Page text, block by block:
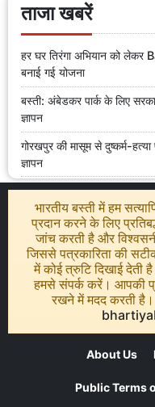
ताजा खबरें
हर घर तिरंगा अभियान को
बनाई गई योजना
बस्ती: अंबेडकर पार्क के लिए
ज्ञापन
गोरखपुर की मासूम से दुष्कर्म-
ज्ञापन
भारतीय बस्ती में हम
प्रदान करने के लिए
जांच करती है और
जिससे पत्रकारिता की
में कोई त्रुटि दिखाई देती
हमसे संपर्क करें। आपकी
रखने में मदद करती है।
About Us
Public Terms